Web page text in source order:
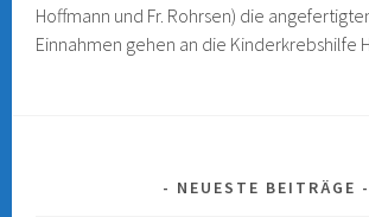
Hoffmann und Fr. Rohrsen) die
Einnahmen gehen an die Kinderkrebshilfe
NEUESTE BEITRÄGE